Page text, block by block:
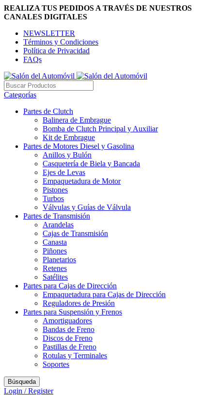
REALIZA TUS PEDIDOS A TRAVÉS DE NUESTROS
CANALES DIGITALES
NEWSLETTER
Términos y Condiciones
Política de Privacidad
FAQs
Categorías
Partes de Clutch
Balinera de Embrague
Bomba de Clutch Principal y Auxiliar
Kit de Embrague
Partes de Motores Diesel y Gasolina
Anillos y Bulón
Casquetería de Biela y Bancada
Ejes de Levas
Empaquetadura de Motor
Pistones
Turbos
Válvulas y Guías de Válvula
Partes de Transmisión
Arandelas
Cajas de Transmisión
Canasta
Piñones
Planetarios
Retenes
Satélites
Partes para Cajas de Dirección
Empaquetadura para Cajas de Dirección
Reguladores de Presión
Partes para Suspensión y Frenos
Amortiguadores
Bandas de Freno
Discos de Freno
Pastillas de Freno
Rotulas y Terminales
Soportes
Búsqueda
Login / Register